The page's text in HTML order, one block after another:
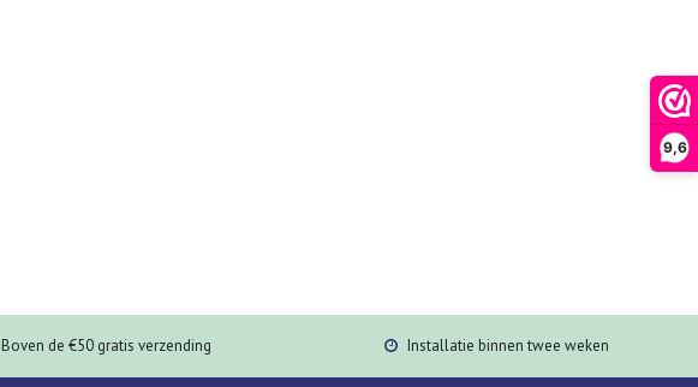
9,6
Boven de €50 gratis verzending Installatie binnen twee weken